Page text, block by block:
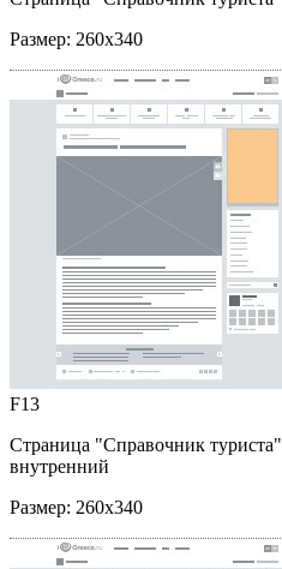
Размер: 260x340
F13
Страница "Справочник туриста"
внутренний
Размер: 260x340